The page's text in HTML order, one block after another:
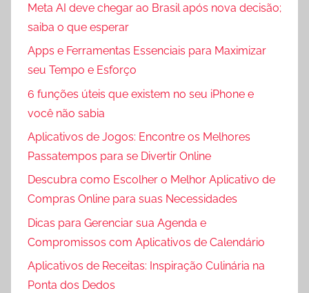
Meta AI deve chegar ao Brasil após nova decisão;
saiba o que esperar
Apps e Ferramentas Essenciais para Maximizar
seu Tempo e Esforço
6 funções úteis que existem no seu iPhone e
você não sabia
Aplicativos de Jogos: Encontre os Melhores
Passatempos para se Divertir Online
Descubra como Escolher o Melhor Aplicativo de
Compras Online para suas Necessidades
Dicas para Gerenciar sua Agenda e
Compromissos com Aplicativos de Calendário
Aplicativos de Receitas: Inspiração Culinária na
Ponta dos Dedos